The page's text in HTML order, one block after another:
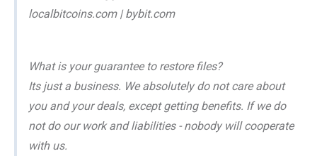
localbitcoins.com | bybit.com
What is your guarantee to restore files?
Its just a business. We absolutely do not care about
you and your deals, except getting benefits. If we do
not do our work and liabilities - nobody will cooperate
with us.